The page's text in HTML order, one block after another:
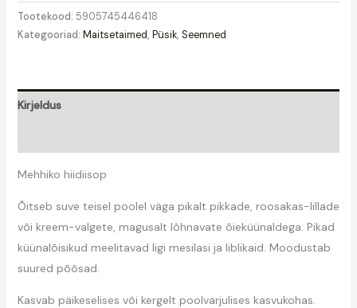
Tootekood: 5905745446418
Kategooriad: Maitsetaimed, Püsik, Seemned
Kirjeldus
Mehhiko hiidiisop
Õitseb suve teisel poolel väga pikalt pikkade, roosakas-lillade
või kreem-valgete, magusalt lõhnavate õieküünaldega. Pikad
küünalõisikud meelitavad ligi mesilasi ja liblikaid. Moodustab
suured põõsad.
Kasvab päikeselises või kergelt poolvarjulises kasvukohas.